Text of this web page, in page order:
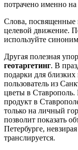
потрачено именно на
Слова, посвященные
целевой движение.
используйте
Другая полезная
геотаргетинг. В
подарки для
пользователь из
цветы в Ставрополь.
продукт в
только на личный
позволит показать
Петербурге,
транслируется.